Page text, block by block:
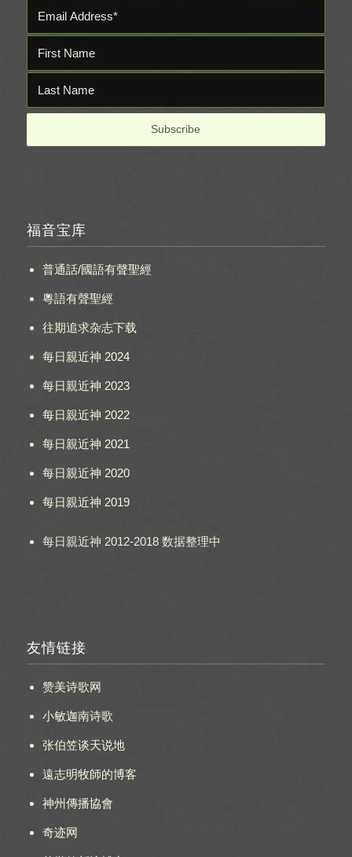
福音宝库
普通話/國語有聲聖經
粵語有聲聖經
往期追求杂志下载
每日親近神 2024
每日親近神 2023
每日親近神 2022
每日親近神 2021
每日親近神 2020
每日親近神 2019
每日親近神 2012-2018 数据整理中
友情链接
赞美诗歌网
小敏迦南诗歌
张伯笠谈天说地
遠志明牧師的博客
神州傳播協會
奇迹网